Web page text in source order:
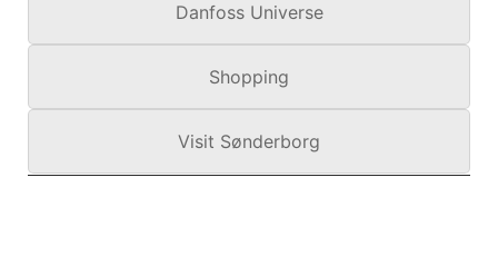
Danfoss Universe
Shopping
Visit Sønderborg